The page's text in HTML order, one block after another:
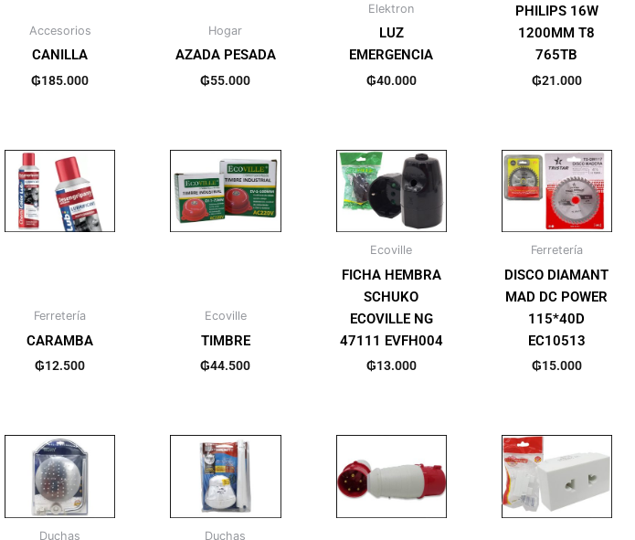
Accesorios
CANILLA
₲185.000
Hogar
AZADA PESADA
₲55.000
Elektron
LUZ
EMERGENCIA
₲40.000
PHILIPS 16W
1200MM T8
765TB
₲21.000
Ferretería
CARAMBA
₲12.500
Ecoville
TIMBRE
₲44.500
Ecoville
FICHA HEMBRA
SCHUKO
ECOVILLE NG
47111 EVFH004
₲13.000
Ferretería
DISCO DIAMANT
MAD DC POWER
115*40D
EC10513
₲15.000
Duchas Duchas